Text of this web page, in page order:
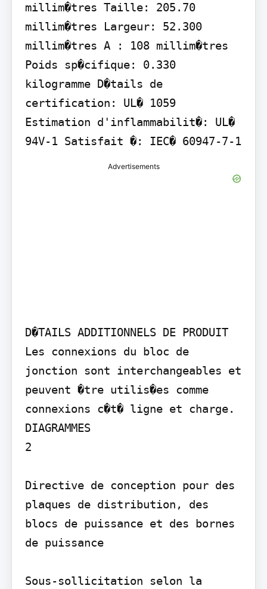
millim�tres Taille: 205.70
millim�tres Largeur: 52.300
millim�tres A : 108 millim�tres
Poids sp�cifique: 0.330
kilogramme D�tails de
certification: UL� 1059
Estimation d'inflammabilit�: UL�
94V-1 Satisfait �: IEC� 60947-7-1
Advertisements
D�TAILS ADDITIONNELS DE PRODUIT
Les connexions du bloc de
jonction sont interchangeables et
peuvent �tre utilis�es comme
connexions c�t� ligne et charge.
DIAGRAMMES
2
Directive de conception pour des
plaques de distribution, des
blocs de puissance et des bornes
de puissance
Sous-sollicitation selon la